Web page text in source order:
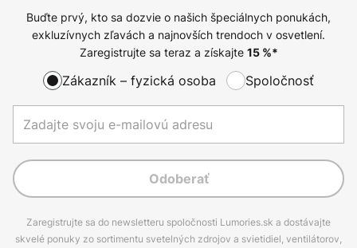
Buďte prvý, kto sa dozvie o našich špeciálnych ponukách,
exkluzívnych zľavách a najnovších trendoch v osvetlení.
Zaregistrujte sa teraz a získajte 15%*
Zákazník – fyzická osoba Spoločnosť
Odoberať
Zaregistrujte sa do newsletteru spoločnosti Lumories.sk a dostávajte
skvelé ponuky zo sortimentu svetelných zdrojov a svietidiel, ventilátorov,